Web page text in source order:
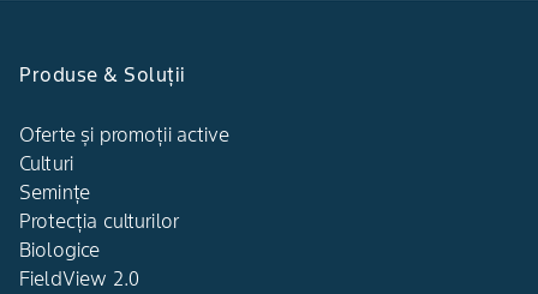
Produse & Soluții
Oferte și promoții active
Culturi
Semințe
Protecția culturilor
Biologice
FieldView 2.0